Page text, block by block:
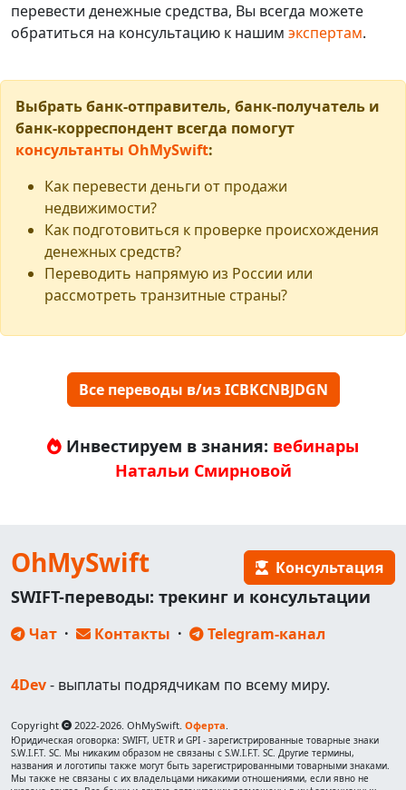
перевести денежные средства, Вы всегда можете
обратиться на консультацию к нашим экспертам.
Выбрать банк-отправитель, банк-получатель и
банк-корреспондент всегда помогут
консультанты OhMySwift:
Как перевести деньги от продажи
недвижимости?
Как подготовиться к проверке происхождения
денежных средств?
Переводить напрямую из России или
рассмотреть транзитные страны?
Все переводы в/из ICBKCNBJDGN
Инвестируем в знания: вебинары
Натальи Смирновой
OhMySwift Консультация
SWIFT-переводы: трекинг и консультации
Чат · Контакты · Telegram-канал
4Dev- выплаты подрядчикам по всему миру.
Copyright 2022-2026. OhMySwift. Оферта.
Юридическая оговорка: SWIFT, UETR и GPI - зарегистрированные товарные знаки
S.W.I.F.T. SC. Мы никаким образом не связаны с S.W.I.F.T. SC. Другие термины,
названия и логотипы также могут быть зарегистрированными товарными знаками.
Мы также не связаны с их владельцами никакими отношениями, если явно не